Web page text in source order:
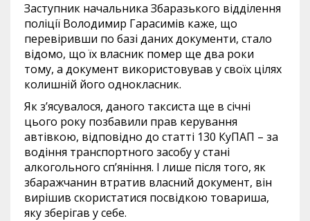
Заступник начальника Збаразького відділення
поліції Володимир Гарасимів каже, що
перевіривши по базі даних документи, стало
відомо, що їх власник помер ще два роки
тому, а документ використовував у своїх цілях
колишній його однокласник.
Як з’ясувалося, даного таксиста ще в січні
цього року позбавили прав керування
автівкою, відповідно до статті 130 КуПАП – за
водіння транспортного засобу у стані
алкогольного сп’яніння. І лише після того, як
збаражчанин втратив власний документ, він
вирішив скористатися посвідкою товариша,
яку зберігав у себе.